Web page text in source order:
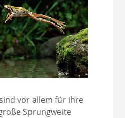
vor allem für ihre
Sprungweite